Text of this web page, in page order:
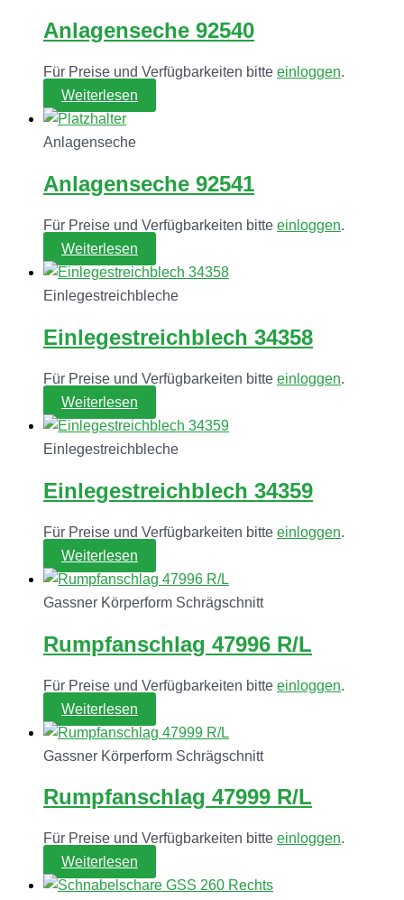
Anlagenseche 92540
Für Preise und Verfügbarkeiten bitte einloggen.
Weiterlesen
Anlagenseche
Anlagenseche 92541
Für Preise und Verfügbarkeiten bitte einloggen.
Weiterlesen
Einlegestreichbleche
Einlegestreichblech 34358
Für Preise und Verfügbarkeiten bitte einloggen.
Weiterlesen
Einlegestreichbleche
Einlegestreichblech 34359
Für Preise und Verfügbarkeiten bitte einloggen.
Weiterlesen
Gassner Körperform Schrägschnitt
Rumpfanschlag 47996 R/L
Für Preise und Verfügbarkeiten bitte einloggen.
Weiterlesen
Gassner Körperform Schrägschnitt
Rumpfanschlag 47999 R/L
Für Preise und Verfügbarkeiten bitte einloggen.
Weiterlesen